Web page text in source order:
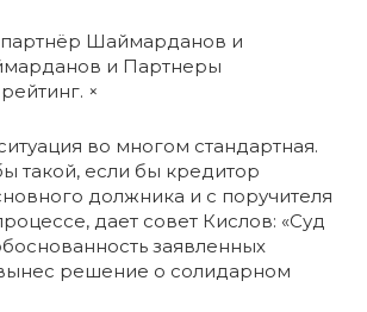
Шаймарданов и
и Партнеры
×
во многом стандартная.
такой, если бы кредитор
должника и с поручителя
дает совет Кислов: «Суд
заявленных
решение о солидарном